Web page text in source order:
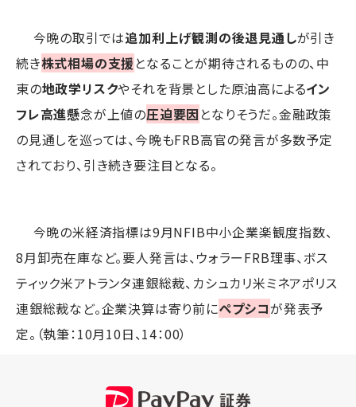
今晩の取引では追加利上げ観測の後退見通しが引き
続き株式相場の支援 となることが期待されるものの、中
東の地政学リスクやそれを背景とした原油高によるイン
フレ高進懸念が上値の圧迫要因 となりそうだ。金融政策
の見通しを巡っては、今晩もFRB高官の発言が多数予定
されており、引き続き要注目となる。
今晩の米経済指標は9月NFIB中小企業楽観度指数、
8月卸売在庫など。要人発言は、ウォラーFRB理事、ボス
ティック米アトランタ連銀総裁、カシュカリ米ミネアポリス
連銀総裁など。企業決算は寄り前にペプシコが発表予
定。（執筆：10月10日、14：00）